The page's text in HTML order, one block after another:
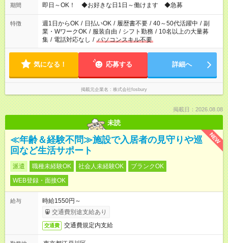
期間 即日～OK！ ◆お好きな日1日～働けます ◆急募
特徴 週1日からOK / 日払いOK / 履歴書不要 / 40～50代活躍中 / 副
業・WワークOK / 服装自由 / シフト勤務 / 10名以上の大量募
集 / 電話対応なし / パソコンスキル不要
気になる！ 応募する 詳細へ
掲載元企業名 株式会社fosbury
掲載日：2026.08.08
未読
NEW
≪年齢＆経験不問≫施設で入居者の見守りや巡
回など生活サポート
派遣 職種未経験OK 社会人未経験OK
ブランクOK
WEB登録・面接OK
給与
時給1550円～
交通費別途支給あり
交通費 交通費規定内支給